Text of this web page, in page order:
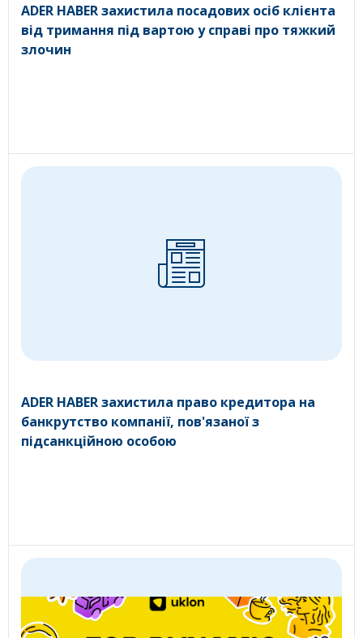
ADER HABER захистила посадових осіб клієнта
від тримання під вартою у справі про тяжкий
злочин
ADER HABER захистила право кредитора на
банкрутство компанії, пов'язаної з
підсанкційною особою